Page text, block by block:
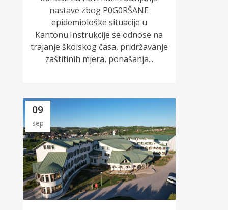
nastave zbog P0G0RŠANE
epidemiološke situacije u
Kantonu.Instrukcije se odnose na
trajanje školskog časa, pridržavanje
zaštitinih mjera, ponašanja...
09
sep